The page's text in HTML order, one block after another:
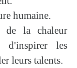
humaine.
de la chaleur
d'inspirer les
leurs talents.